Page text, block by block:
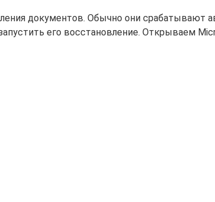
документов. Обычно они срабатывают
его восстановление. Открываем